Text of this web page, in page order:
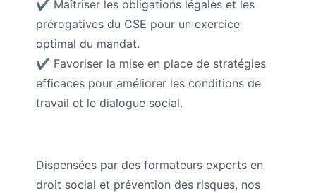
✔ Maîtriser les obligations légales et les
prérogatives du CSE pour un exercice
optimal du mandat.
✔ Favoriser la mise en place de stratégies
efficaces pour améliorer les conditions de
travail et le dialogue social.
Dispensées par des formateurs experts en
droit social et prévention des risques, nos